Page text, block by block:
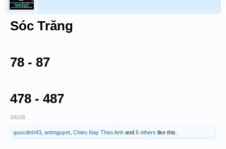
Sóc Trăng
78 - 87
478 - 487
3/6/26
quocdinh43 anhnguyet Chieu Nay Theo Anh and 6 others like this.